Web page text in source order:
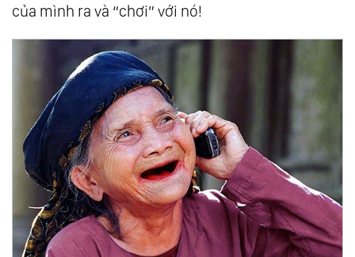
của mình ra và “chơi” với nó!